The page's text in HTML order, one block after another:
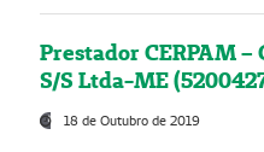
Prestador CERPAM
S/S Ltda-ME
18 de Outubro de 2019